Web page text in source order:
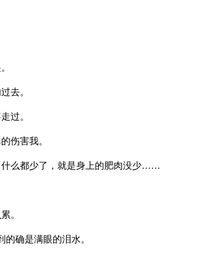
去。
过。
伤害我。
什么都少了，就是身上的肥肉没少……
。
确是满眼的泪水。